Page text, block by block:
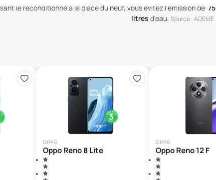
le reconditionné à la place du neuf, vous évitez l'émission de 75
litres d'eau. Source : ADEME
OPPO
Oppo Reno 8 Lite
OPPO
Oppo Reno 12 F